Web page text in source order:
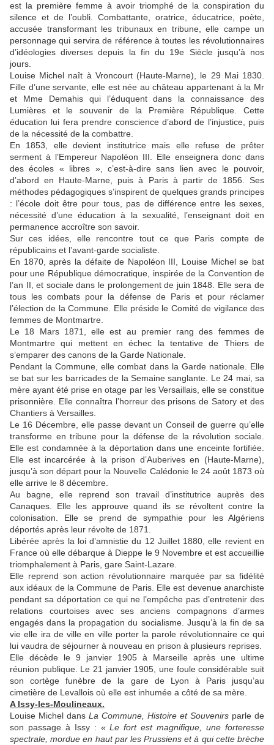
est la première femme à avoir triomphé de la conspiration du
silence et de l’oubli. Combattante, oratrice, éducatrice, poète,
accusée transformant les tribunaux en tribune, elle campe un
personnage qui servira de référence à toutes les révolutionnaires
d’idéologies diverses depuis la fin du 19e Siècle jusqu’à nos
jours.
Louise Michel naît à Vroncourt (Haute-Marne), le 29 Mai 1830.
Fille d’une servante, elle est née au château appartenant à la Mr
et Mme Demahis qui l’éduquent dans la connaissance des
Lumières et le souvenir de la Première République. Cette
éducation lui fera prendre conscience d’abord de l’injustice, puis
de la nécessité de la combattre.
En 1853, elle devient institutrice mais elle refuse de prêter
serment à l’Empereur Napoléon III. Elle enseignera donc dans
des écoles « libres », c’est-à-dire sans lien avec le pouvoir,
d’abord en Haute-Marne, puis à Paris à partir de 1856. Ses
méthodes pédagogiques s’inspirent de quelques grands principes
: l’école doit être pour tous, pas de différence entre les sexes,
nécessité d’une éducation à la sexualité, l’enseignant doit en
permanence accroître son savoir.
Sur ces idées, elle rencontre tout ce que Paris compte de
républicains et l’avant-garde socialiste.
En 1870, après la défaite de Napoléon III, Louise Michel se bat
pour une République démocratique, inspirée de la Convention de
l’an II, et sociale dans le prolongement de juin 1848. Elle sera de
tous les combats pour la défense de Paris et pour réclamer
l’élection de la Commune. Elle préside le Comité de vigilance des
femmes de Montmartre.
Le 18 Mars 1871, elle est au premier rang des femmes de
Montmartre qui mettent en échec la tentative de Thiers de
s’emparer des canons de la Garde Nationale.
Pendant la Commune, elle combat dans la Garde nationale. Elle
se bat sur les barricades de la Semaine sanglante. Le 24 mai, sa
mère ayant été prise en otage par les Versaillais, elle se constitue
prisonnière. Elle connaîtra l’horreur des prisons de Satory et des
Chantiers à Versailles.
Le 16 Décembre, elle passe devant un Conseil de guerre qu’elle
transforme en tribune pour la défense de la révolution sociale.
Elle est condamnée à la déportation dans une enceinte fortifiée.
Elle est incarcérée à la prison d’Auberives en (Haute-Marne),
jusqu’à son départ pour la Nouvelle Calédonie le 24 août 1873 où
elle arrive le 8 décembre.
Au bagne, elle reprend son travail d’institutrice auprès des
Canaques. Elle les approuve quand ils se révoltent contre la
colonisation. Elle se prend de sympathie pour les Algériens
déportés après leur révolte de 1871.
Libérée après la loi d’amnistie du 12 Juillet 1880, elle revient en
France où elle débarque à Dieppe le 9 Novembre et est accueillie
triomphalement à Paris, gare Saint-Lazare.
Elle reprend son action révolutionnaire marquée par sa fidélité
aux idéaux de la Commune de Paris. Elle est devenue anarchiste
pendant sa déportation ce qui ne l’empêche pas d’entretenir des
relations courtoises avec ses anciens compagnons d’armes
engagés dans la propagation du socialisme. Jusqu’à la fin de sa
vie elle ira de ville en ville porter la parole révolutionnaire ce qui
lui vaudra de séjourner à nouveau en prison à plusieurs reprises.
Elle décède le 9 janvier 1905 à Marseille après une ultime
réunion publique. Le 21 janvier 1905, une foule considérable suit
son cortège funèbre de la gare de Lyon à Paris jusqu’au
cimetière de Levallois où elle est inhumée a côté de sa mère.
A Issy-les-Moulineaux.
Louise Michel dans La Commune, Histoire et Souvenirs parle de
son passage à Issy : « Le fort est magnifique, une forteresse
spectrale, mordue en haut par les Prussiens et à qui cette brèche